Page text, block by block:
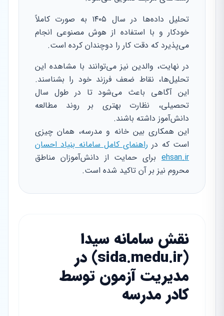
تحلیل داده‌ها در سال ۱۴۰۵ به صورت کاملاً
خودکار و با استفاده از هوش مصنوعی انجام
می‌پذیرد که دقت کار را دوچندان کرده است.
در نهایت، والدین نیز می‌توانند با مشاهده این
تحلیل‌ها، نقاط ضعف فرزند خود را بشناسند.
این آگاهی باعث می‌شود تا در طول سال
تحصیلی، نظارت بهتری بر روند مطالعه
دانش‌آموز داشته باشند.
این همکاری بین خانه و مدرسه، همان چیزی
است که در راهنمای کامل سامانه بنیاد احسان
ehsan.ir برای حمایت از دانش‌آموزان مناطق
محروم نیز بر آن تاکید شده است.
نقش سامانه سیدا
(sida.medu.ir) در
مدیریت آزمون توسط
کادر مدرسه